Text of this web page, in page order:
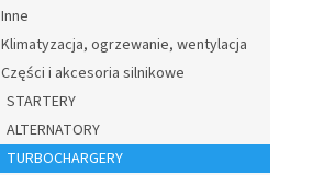
Inne
Klimatyzacja, ogrzewanie, wentylacja
Części i akcesoria silnikowe
STARTERY
ALTERNATORY
TURBOCHARGERY